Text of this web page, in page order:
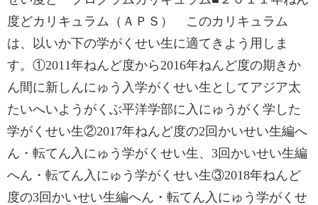
度どカリキュラム（ＡＰＳ） このカリキュラム
は、以いか下の学がくせい生に適てきよう用しま
す。①2011年ねんど度から2016年ねんど度の期きか
ん間に新しんにゅう入学がくせい生としてアジア太
たいへいようがくぶ平洋学部に入にゅうがく学した
学がくせい生②‌2017年ねんど度の2回かいせい生編へ
ん・転てん入にゅう学がくせい生、3回かいせい生編
へん・転てん入にゅう学がくせい生③‌2018年ねんど
度の3回かいせい生編へん・転てん入にゅう学がくせ